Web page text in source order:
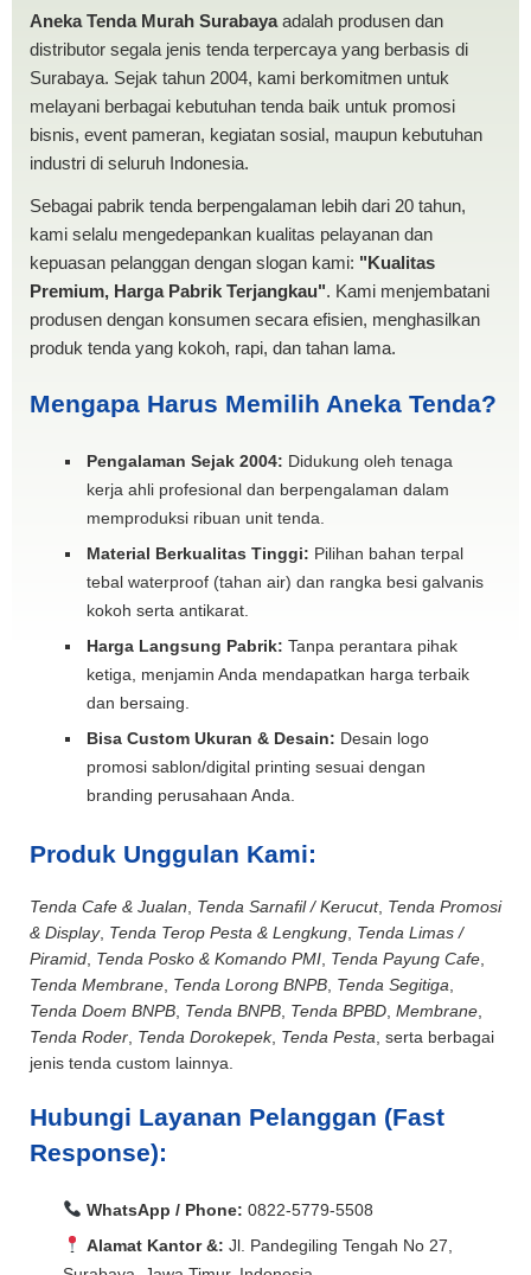
Aneka Tenda Murah Surabayaadalah produsen dan
distributor segala jenis tenda terpercaya yang berbasis di
Surabaya. Sejak tahun 2004, kami berkomitmen untuk
melayani berbagai kebutuhan tenda baik untuk promosi
bisnis, event pameran, kegiatan sosial, maupun kebutuhan
industri di seluruh Indonesia.
Sebagai pabrik tenda berpengalaman lebih dari 20 tahun,
kami selalu mengedepankan kualitas pelayanan dan
kepuasan pelanggan dengan slogan kami: "Kualitas
Premium, Harga Pabrik Terjangkau". Kami menjembatani
produsen dengan konsumen secara efisien, menghasilkan
produk tenda yang kokoh, rapi, dan tahan lama.
Mengapa Harus Memilih Aneka Tenda?
Pengalaman Sejak 2004: Didukung oleh tenaga
kerja ahli profesional dan berpengalaman dalam
memproduksi ribuan unit tenda.
Material Berkualitas Tinggi: Pilihan bahan terpal
tebal waterproof (tahan air) dan rangka besi galvanis
kokoh serta antikarat.
Harga Langsung Pabrik: Tanpa perantara pihak
ketiga, menjamin Anda mendapatkan harga terbaik
dan bersaing.
Bisa Custom Ukuran & Desain: Desain logo
promosi sablon/digital printing sesuai dengan
branding perusahaan Anda.
Produk Unggulan Kami:
Tenda Cafe & Jualan Tenda Sarnafil / Kerucut, Tenda Promosi
& Display, Tenda Terop Pesta & Lengkung Tenda Limas /
Piramid Tenda Posko & Komando PMI Tenda Payung Cafe
Tenda Membrane Tenda Lorong BNPB Tenda Segitiga
Tenda Doem BNPB Tenda BNPB Tenda BPBD Membrane
Tenda Roder Tenda Dorokepek, Tenda Pesta , serta berbagai
jenis tenda custom lainnya.
Hubungi Layanan Pelanggan (Fast
Response):
WhatsApp / Phone: 0822-5779-5508
Alamat Kantor &: Jl. Pandegiling Tengah No 27,